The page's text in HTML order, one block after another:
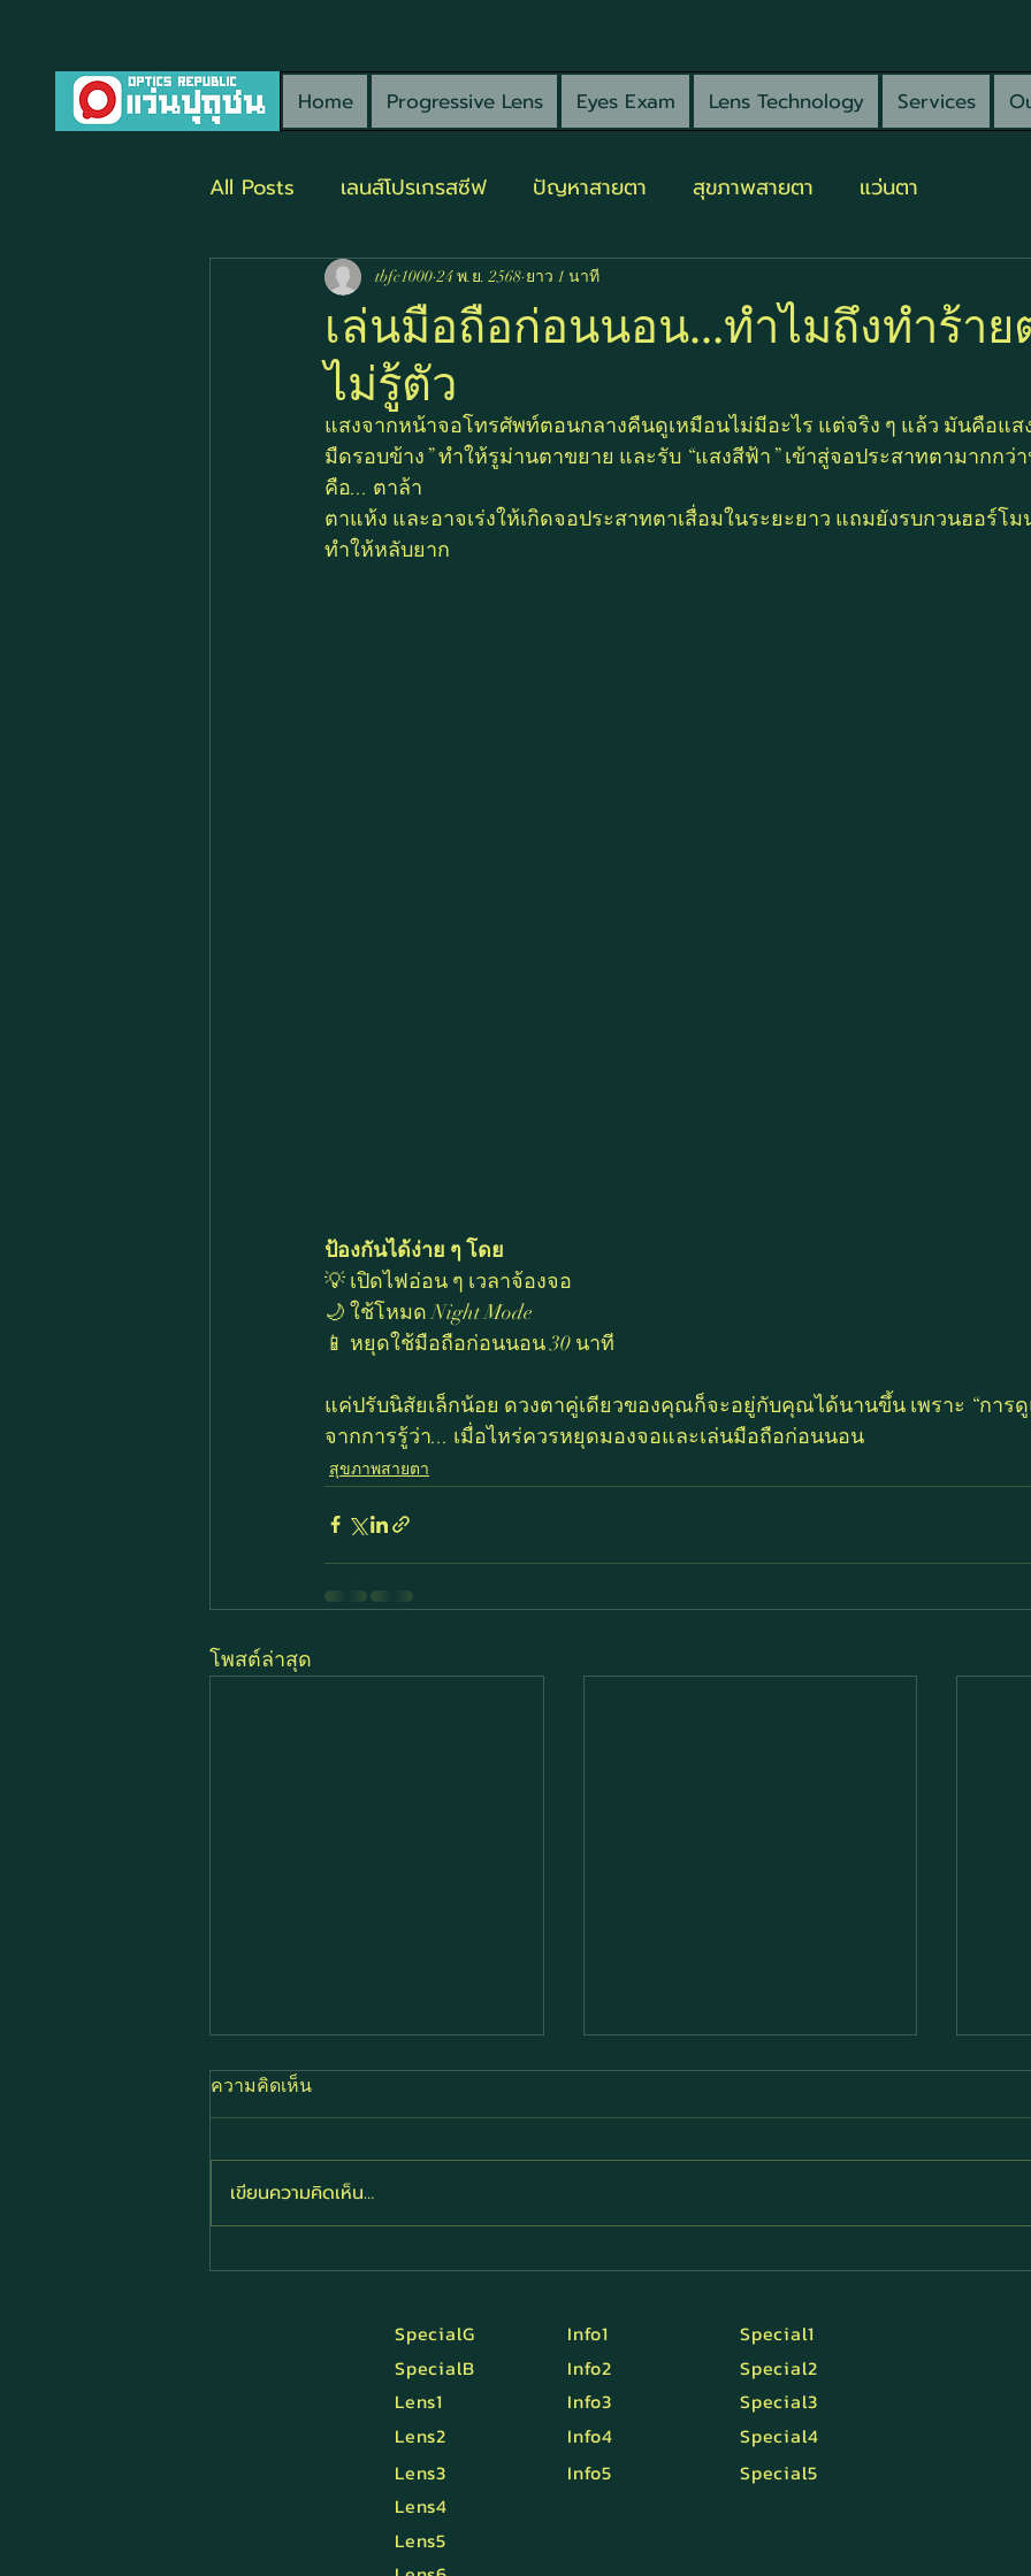
Home Progressive Lens Eyes Exam Lens Technology Services
All Posts เลนส์โปรเกรสซีฟ ปัญหาสายตา สุขภาพสายตา แว่นตา
เล่นมือถือก่อนนอน...ทำไมถึงทำร้า
ไม่รู้ตัว
tbfc1000 24 พ.ย. 2568 ยาว 1 นาที
แสงจากหน้าจอโทรศัพท์ตอนกลางคืนดูเหมือนไม่มีอะไร แต่จริง ๆ แล้ว มันคือแส
มืดรอบข้าง” ทำให้รูม่านตาขยาย และรับ “แสงสีฟ้า” เข้าสู่จอประสาทตามากกว่
คือ... ตาล้า
ตาแห้ง และอาจเร่งให้เกิดจอประสาทตาเสื่อมในระยะยาว แถมยังรบกวนฮอร์โ
ทำให้หลับยาก
ป้องกันได้ง่าย ๆ โดย
💡 เปิดไฟอ่อน ๆ เวลาจ้องจอ
🌙 ใช้โหมด Night Mode
📱 หยุดใช้มือถือก่อนนอน 30 นาที
แค่ปรับนิสัยเล็กน้อย ดวงตาคู่เดียวของคุณก็จะอยู่กับคุณได้นานขึ้น เพราะ “การดู
จากการรู้ว่า... เมื่อไหร่ควรหยุดมองจอและเล่นมือถือก่อนนอน
สุขภาพสายตา
โพสต์ล่าสุด
ตาบอดสี ภาวะการมองเห็นที่
“พัฒนาการของสายตา: เด็ก
ต่างกันอย่างไร?”
จอป
ความคิดเห็น
เขียนความคิดเห็น…
SpecialG
SpecialB
Lens1
Lens2
Lens3
Lens4
Lens5
Info1
Special1
Info2
Special2
Info3
Special3
Info4
Special4
Info5
Special5